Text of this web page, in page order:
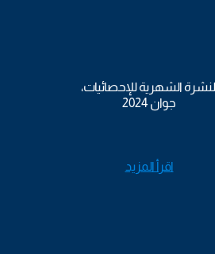
الشهرية للإحصائيات،
جوان 2024
اقرأ المزيد